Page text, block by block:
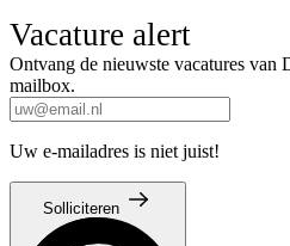
Vacature alert
Ontvang de nieuwste vacatures van
mailbox.
Uw e-mailadres is niet juist!
Solliciteren